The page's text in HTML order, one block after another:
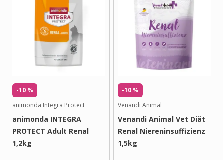
-10 %
animonda Integra Protect
animonda INTEGRA
PROTECT Adult Renal
1,2kg
-10 %
Venandi Animal
Venandi Animal Vet Diät
Renal Niereninsuffizienz
1,5kg